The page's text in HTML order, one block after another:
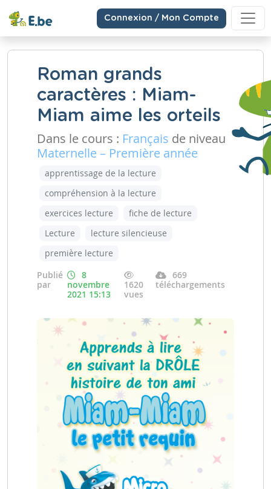
Connexion / Mon Compte
Roman grands
caractères : Miam-
Miam aime les orteils
Dans le cours : Français de niveau
Maternelle – Première année
apprentissage de la lecture
compréhension à la lecture
exercices lecture
fiche de lecture
Lecture
lecture silencieuse
première lecture
Publié
par
8
novembre
2021 15:13
1620
vues
669
téléchargements